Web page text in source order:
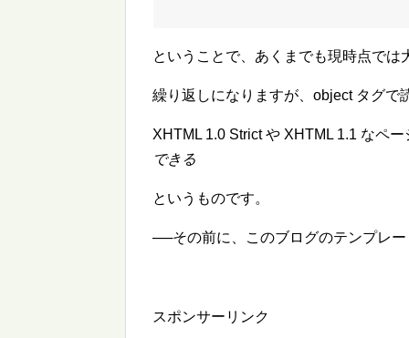
ということで、あくまでも現時点では
繰り返しになりますが、object タグで
XHTML 1.0 Strict や XHTML 1.1 なペー
できる
というものです。
──その前に、このブログのテンプレ
スポンサーリンク